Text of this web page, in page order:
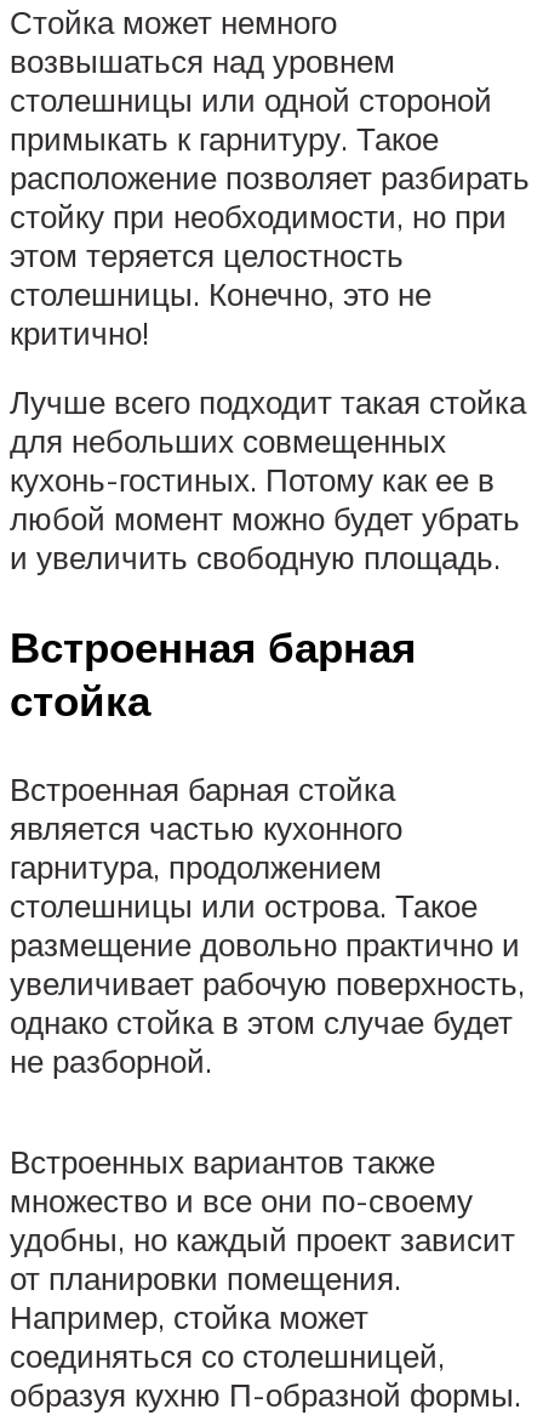
Стойка может немного
возвышаться над уровнем
столешницы или одной стороной
примыкать к гарнитуру. Такое
расположение позволяет разбирать
стойку при необходимости, но при
этом теряется целостность
столешницы. Конечно, это не
критично!
Лучше всего подходит такая стойка
для небольших совмещенных
кухонь-гостиных. Потому как ее в
любой момент можно будет убрать
и увеличить свободную площадь.
Встроенная барная
стойка
Встроенная барная стойка
является частью кухонного
гарнитура, продолжением
столешницы или острова. Такое
размещение довольно практично и
увеличивает рабочую поверхность,
однако стойка в этом случае будет
не разборной.
Встроенных вариантов также
множество и все они по-своему
удобны, но каждый проект зависит
от планировки помещения.
Например, стойка может
соединяться со столешницей,
образуя кухню П-образной формы.